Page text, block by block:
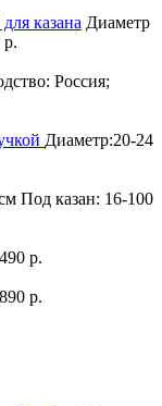
казана Диаметр
р.
Россия;
Диаметр:20-24
Под казан: 16-100
р.
р.